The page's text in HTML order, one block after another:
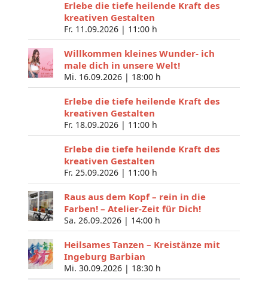
Erlebe die tiefe heilende Kraft des
kreativen Gestalten
Fr. 11.09.2026 | 11:00 h
Willkommen kleines Wunder- ich
male dich in unsere Welt!
Mi. 16.09.2026 | 18:00 h
Erlebe die tiefe heilende Kraft des
kreativen Gestalten
Fr. 18.09.2026 | 11:00 h
Erlebe die tiefe heilende Kraft des
kreativen Gestalten
Fr. 25.09.2026 | 11:00 h
Raus aus dem Kopf – rein in die
Farben! – Atelier-Zeit für Dich!
Sa. 26.09.2026 | 14:00 h
Heilsames Tanzen – Kreistänze mit
Ingeburg Barbian
Mi. 30.09.2026 | 18:30 h